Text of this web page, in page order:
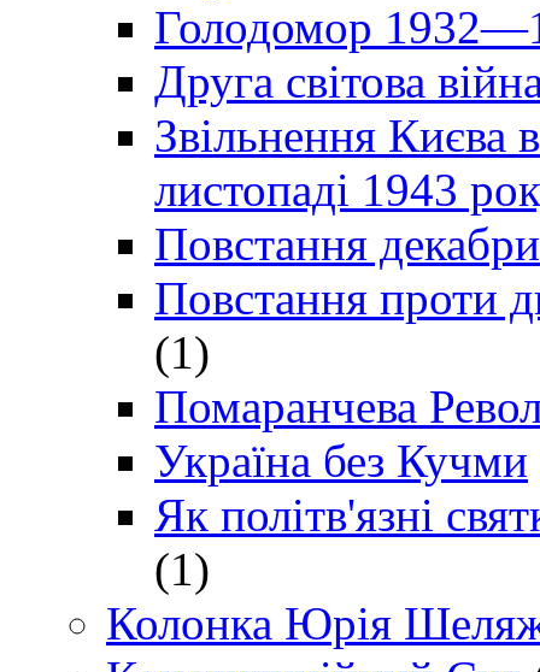
Голодомор
Друга світова
Звільнення Києва
листопаді 1943
Повстання
Повстання проти
(1)
Помаранчева
Україна без Кучми
Як політв'язні
(1)
Колонка Юрія